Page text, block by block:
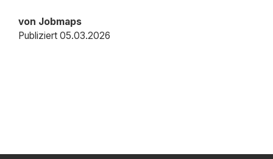
von Jobmaps
Publiziert 05.03.2026